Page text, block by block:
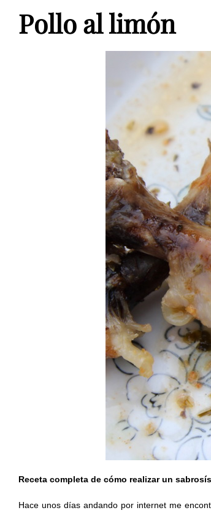
Pollo al limón
Receta completa de cómo realizar un
Hace unos días andando por internet me